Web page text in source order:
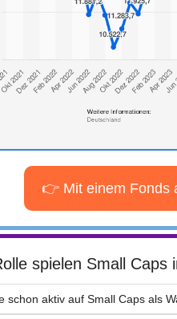
👉 Mit einem Fonds
spielen Small Caps
schon aktiv auf Small Caps als